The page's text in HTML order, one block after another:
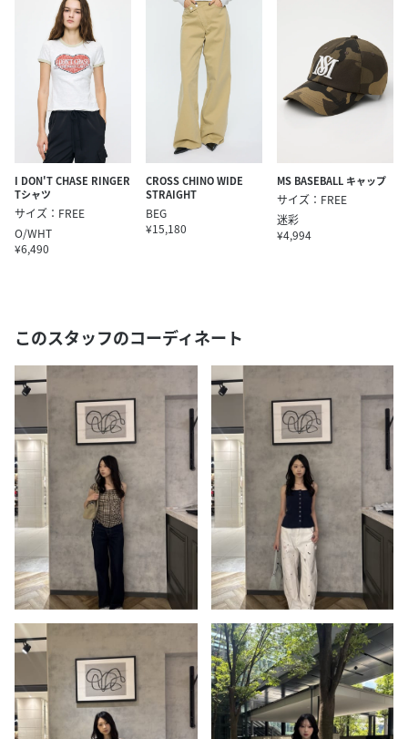
I DON'T CHASE RINGER
Tシャツ
サイズ：FREE
O/WHT
¥6,490
CROSS CHINO WIDE
STRAIGHT
BEG
¥15,180
MS BASEBALL キャップ
サイズ：FREE
迷彩
¥4,994
このスタッフのコーディネート